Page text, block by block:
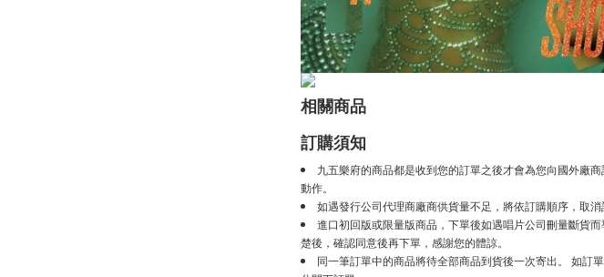
相關商品
訂購須知
九五樂府的商品都是收到您的訂單之後才會為您向國外廠
動作。
如遇發行公司代理商廠商供貨量不足，將依訂購順序，取
進口初回版或限量版商品，下單後如遇唱片公司刪量斷貨
楚後，確認同意後再下單，感謝您的體諒。
同一筆訂單中的商品將待全部商品到貨後一次寄出。 如訂